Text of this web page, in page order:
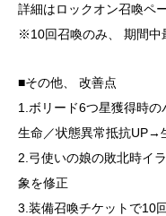
詳細はロックオン召喚ペ
※10回召喚のみ、 期間中
■その他、 改善点
1.ボリード6つ星獲得時
生命／状態異常抵抗UP→
2.弓使いの娘の敗北時イ
象を修正
3.装備召喚チケットで10